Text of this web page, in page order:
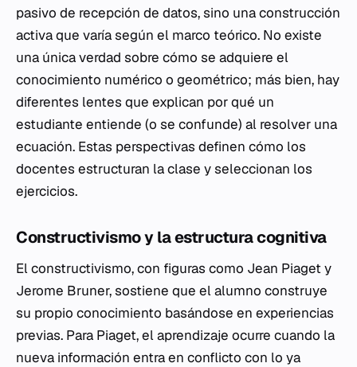
pasivo de recepción de datos, sino una construcción
activa que varía según el marco teórico. No existe
una única verdad sobre cómo se adquiere el
conocimiento numérico o geométrico; más bien, hay
diferentes lentes que explican por qué un
estudiante entiende (o se confunde) al resolver una
ecuación. Estas perspectivas definen cómo los
docentes estructuran la clase y seleccionan los
ejercicios.
Constructivismo y la estructura cognitiva
El constructivismo, con figuras como Jean Piaget y
Jerome Bruner, sostiene que el alumno construye
su propio conocimiento basándose en experiencias
previas. Para Piaget, el aprendizaje ocurre cuando la
nueva información entra en conflicto con lo ya